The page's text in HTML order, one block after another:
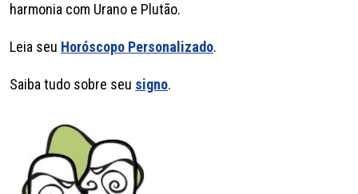
harmonia com Urano e Plutão.
Leia seu Horóscopo Personalizado.
Saiba tudo sobre seu signo.